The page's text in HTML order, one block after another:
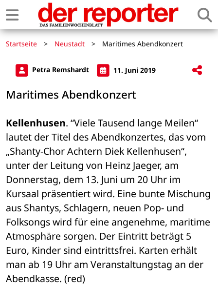
Startseite > Neustadt > Maritimes Abendkonzert
Petra Remshardt 11. Juni 2019
Maritimes Abendkonzert
Kellenhusen. “Viele Tausend lange Meilen“
lautet der Titel des Abendkonzertes, das vom
„Shanty-Chor Achtern Diek Kellenhusen“,
unter der Leitung von Heinz Jaeger, am
Donnerstag, dem 13. Juni um 20 Uhr im
Kursaal präsentiert wird. Eine bunte Mischung
aus Shantys, Schlagern, neuen Pop- und
Folksongs wird für eine angenehme, maritime
Atmosphäre sorgen. Der Eintritt beträgt 5
Euro, Kinder sind eintrittsfrei. Karten erhält
man ab 19 Uhr am Veranstaltungstag an der
Abendkasse. (red)